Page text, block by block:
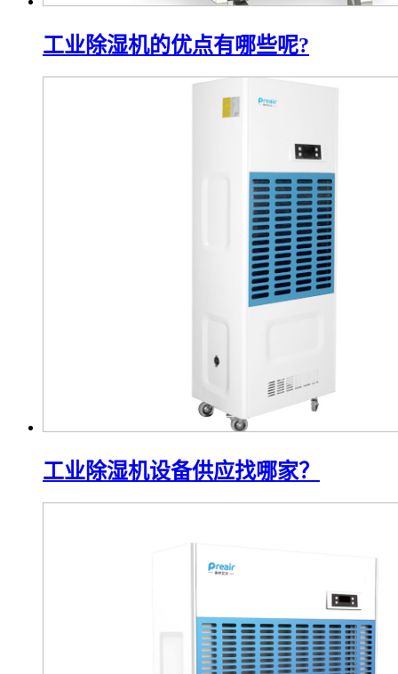
工业除湿机的优点有哪些呢?
工业除湿机设备供应找哪家？